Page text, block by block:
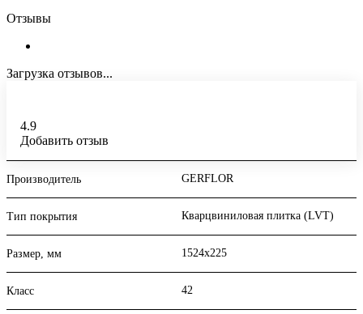
Отзывы
Загрузка отзывов...
4.9
Добавить отзыв
Производитель GERFLOR
Тип покрытия Кварцвиниловая плитка (LVT)
Размер, мм 1524x225
Класс 42